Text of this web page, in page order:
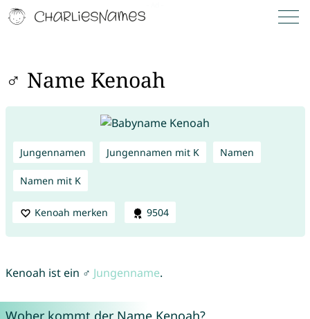
♂ Name Kenoah
Jungennamen Jungennamen mit K Namen
Namen mit K
Kenoah merken 9504
Kenoah ist ein ♂ Jungenname.